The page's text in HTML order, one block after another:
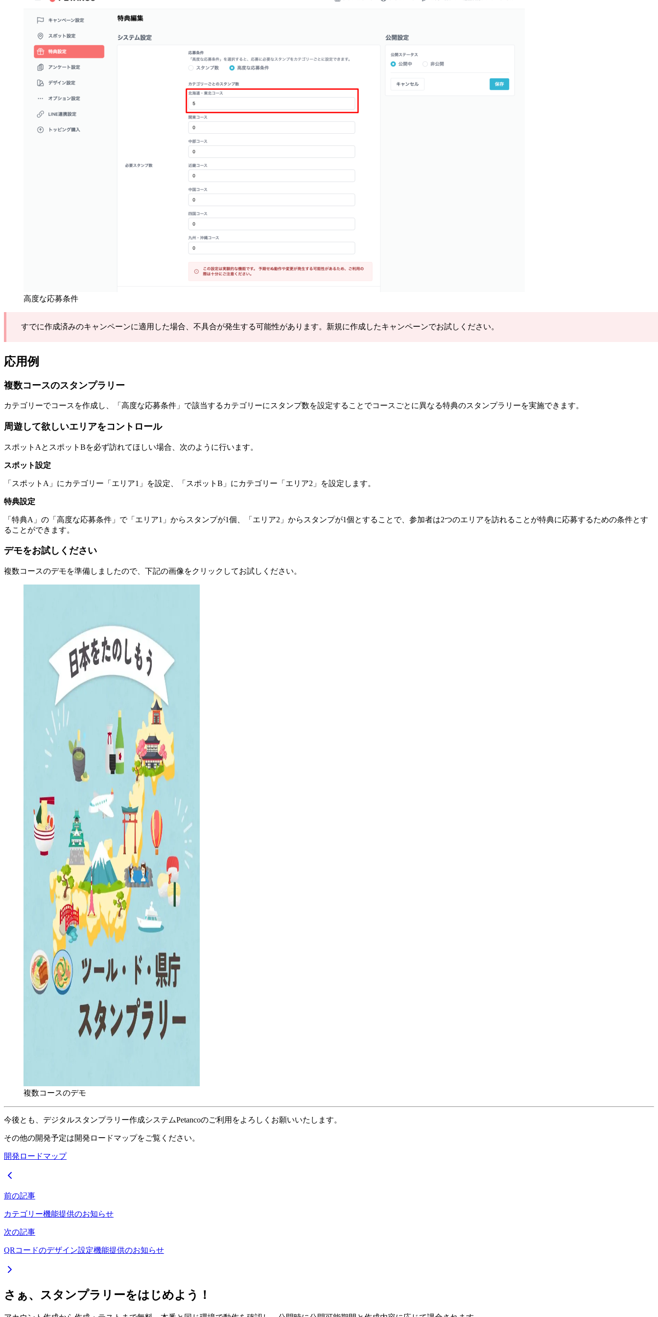
高度な応募条件
すでに作成済みのキャンペーンに適用した場合、不具合が発生する可能性があります。新規に作成したキャンペーンでお試しください。
応用例
複数コースのスタンプラリー
カテゴリーでコースを作成し、「高度な応募条件」で該当するカテゴリーにスタンプ数を設定することでコースごとに異なる特典のスタンプラリーを実施できます。
周遊して欲しいエリアをコントロール
スポットAとスポットBを必ず訪れてほしい場合、次のように行います。
スポット設定
「スポットA」にカテゴリー「エリア1」を設定、「スポットB」にカテゴリー「エリア2」を設定します。
特典設定
「特典A」の「高度な応募条件」で「エリア1」からスタンプが1個、「エリア2」からスタンプが1個とすることで、参加者は2つのエリアを訪れることが特典に応募するための条件とす
ることができます。
デモをお試しください
複数コースのデモを準備しましたので、下記の画像をクリックしてお試しください。
複数コースのデモ
今後とも、デジタルスタンプラリー作成システムPetancoのご利用をよろしくお願いいたします。
その他の開発予定は開発ロードマップをご覧ください。
開発ロードマップ
前の記事
カテゴリー機能提供のお知らせ
次の記事
QRコードのデザイン設定機能提供のお知らせ
さぁ、スタンプラリーをはじめよう！